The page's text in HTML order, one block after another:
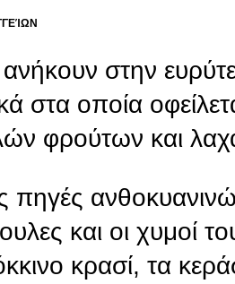
στην
στα οποία
φρούτων και
πηγές
και οι χυμοί
κρασί, τα